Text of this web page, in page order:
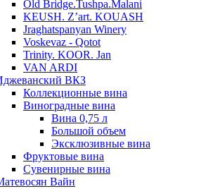
Old Bridge.Tushpa.Malani
KEUSH. Z’art. KOUASH
Jraghatspanyan Winery
Voskevaz - Qotot
Trinity. KOOR. Jan
VAN ARDI
ВКЗ
Коллекционные вина
Виноградные вина
Вина 0,75 л
Большой объем
Эксклюзивные вина
Фруктовые вина
Cувенирные вина
Вайн